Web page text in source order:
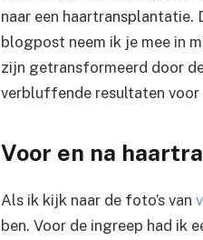
naar een haartransplantatie.
blogpost neem ik je mee in
zijn getransformeerd door
verbluffende resultaten voor
Voor en na
Als ik kijk naar de foto’s van
ben. Voor de ingreep had ik